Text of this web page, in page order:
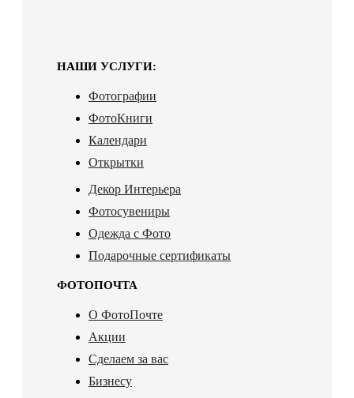
НАШИ УСЛУГИ:
Фотографии
ФотоКниги
Календари
Открытки
Декор Интерьера
Фотосувениры
Одежда с Фото
Подарочные сертификаты
ФОТОПОЧТА
О ФотоПочте
Акции
Сделаем за вас
Бизнесу